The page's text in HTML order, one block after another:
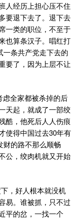
人经历上担心压不住
要退下去了。退下去
一类的职位，不至于
也算条汉子。唱红打
一条共产党走下去的
要了，因为上层不让
虑全家都被杀掉的后
天起，就成了一部绞
酷，他死后人人伤痕
使得中国过去30年有
财的路不那么顺畅
公，绞肉机就又开始
，好人根本就没机
易。谁被抓，只不过
平的岔，一找一个